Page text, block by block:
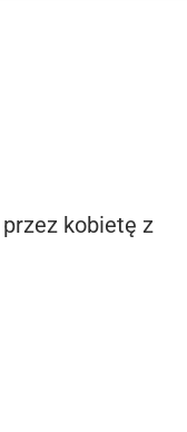
kobietę z